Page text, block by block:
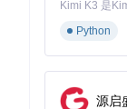
# 保存图像
3. 应用案
Python
源启